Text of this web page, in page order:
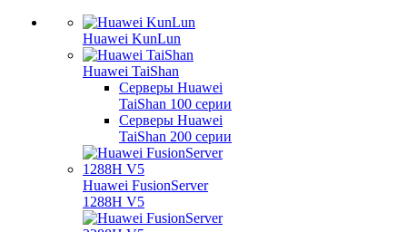
Huawei KunLun
Huawei TaiShan
Серверы Huawei
TaiShan 100 серии
Серверы Huawei
TaiShan 200 серии
Huawei FusionServer
1288H V5